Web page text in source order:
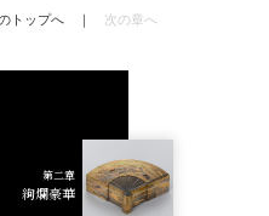
トップへ ｜ 次の章へ
第二章
絢爛豪華